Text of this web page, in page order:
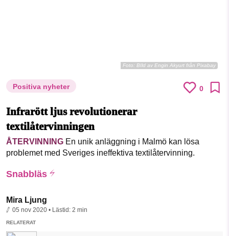
Foto: BIld av Engin Akyurt från Pixabay
Positiva nyheter 0
Infrarött ljus revolutionerar
textilåtervinningen
ÅTERVINNING En unik anläggning i Malmö kan lösa
problemet med Sveriges ineffektiva textilåtervinning.
Snabbläs
Mira Ljung
05 nov 2020 • Lästid: 2 min
RELATERAT